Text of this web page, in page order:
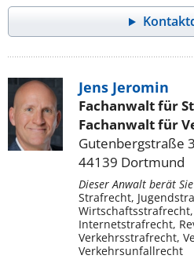
Jens Jeromin
Fachanwalt für
Fachanwalt für
Gutenbergstraße
44139 Dortmund
Dieser Anwalt berät
Strafrecht,
Internetstrafrecht,
Verkehrsstrafrecht,
Verkehrsunfallrecht